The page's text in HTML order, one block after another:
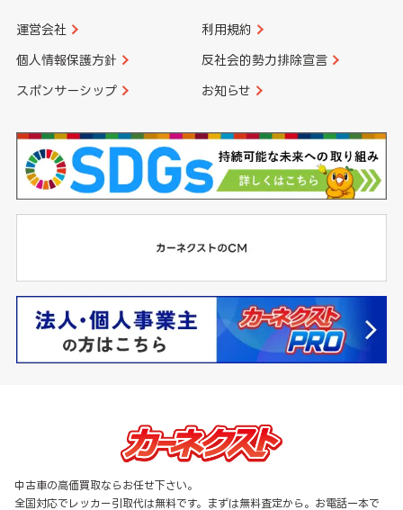
運営会社 利用規約
個人情報保護方針 反社会的勢力排除宣言
スポンサーシップ お知らせ
中古車の高価買取ならお任せ下さい。
全国対応でレッカー引取代は無料です。まずは無料査定から。お電話一本で